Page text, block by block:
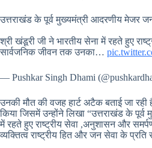
उत्तराखंड के पूर्व मुख्यमंत्री आदरणीय मेजर
श्री खंडूरी जी ने भारतीय सेना में रहते हुए
सार्वजनिक जीवन तक उनका…
— Pushkar Singh Dhami
उनकी मौत की वजह हार्ट अटैक बताई जा
किया जिसमें उन्होंने लिखा “उत्तराखंड के
में रहते हुए राष्ट्रीय सेवा ,अनुशासन और
व्यक्तित्व राष्ट्रीय हित और जन सेवा के प्रति